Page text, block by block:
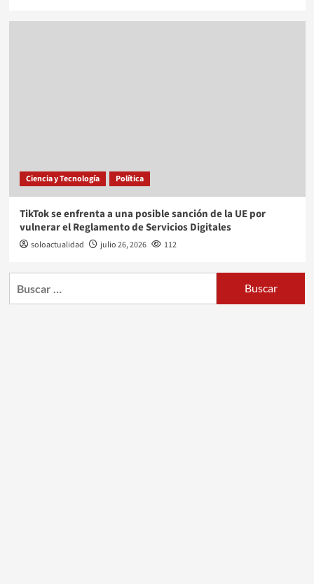
Ciencia y Tecnología Política
TikTok se enfrenta a una posible sanción de la UE por
vulnerar el Reglamento de Servicios Digitales
soloactualidad julio 26, 2026 112